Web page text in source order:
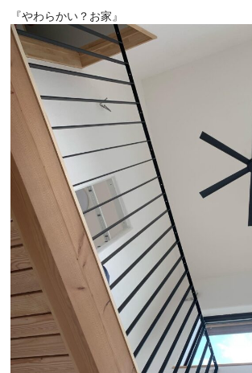
『やわらかい？お家』